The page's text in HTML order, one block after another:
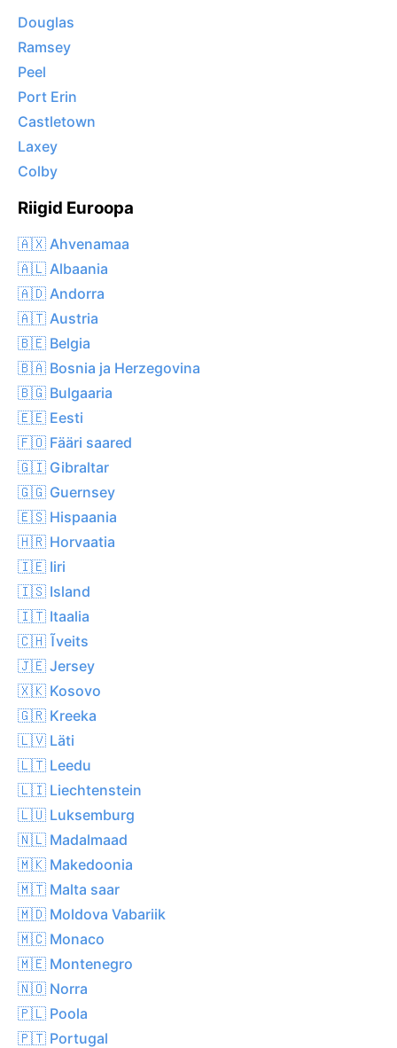
Douglas
Ramsey
Peel
Port Erin
Castletown
Laxey
Colby
Riigid Euroopa
🇦🇽 Ahvenamaa
🇦🇱 Albaania
🇦🇩 Andorra
🇦🇹 Austria
🇧🇪 Belgia
🇧🇦 Bosnia ja Herzegovina
🇧🇬 Bulgaaria
🇪🇪 Eesti
🇫🇴 Fääri saared
🇬🇮 Gibraltar
🇬🇬 Guernsey
🇪🇸 Hispaania
🇭🇷 Horvaatia
🇮🇪 Iiri
🇮🇸 Island
🇮🇹 Itaalia
🇨🇭 Ĩveits
🇯🇪 Jersey
🇽🇰 Kosovo
🇬🇷 Kreeka
🇱🇻 Läti
🇱🇹 Leedu
🇱🇮 Liechtenstein
🇱🇺 Luksemburg
🇳🇱 Madalmaad
🇲🇰 Makedoonia
🇲🇹 Malta saar
🇲🇩 Moldova Vabariik
🇲🇨 Monaco
🇲🇪 Montenegro
🇳🇴 Norra
🇵🇱 Poola
🇵🇹 Portugal